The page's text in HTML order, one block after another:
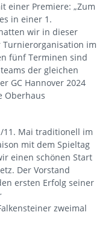
einer Premiere: „Zum
in einer 1.
wir in dieser
Turnierorganisation im
fünf Terminen sind
der gleichen
GC Hannover 2024
Oberhaus
11. Mai traditionell im
mit dem Spieltag
einen schönen Start
Der Vorstand
ersten Erfolg seiner
zweimal